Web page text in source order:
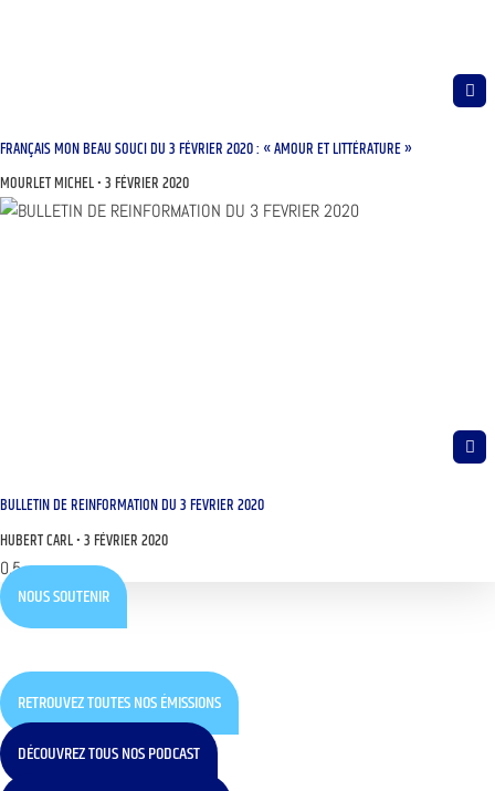
FRANÇAIS MON BEAU SOUCI DU 3 FÉVRIER 2020 : « AMOUR ET LITTÉRATURE »
MOURLET MICHEL 3 FÉVRIER 2020
BULLETIN DE REINFORMATION DU 3 FEVRIER 2020
HUBERT CARL 3 FÉVRIER 2020
NOUS SOUTENIR
RETROUVEZ TOUTES NOS ÉMISSIONS
DÉCOUVREZ TOUS NOS PODCAST